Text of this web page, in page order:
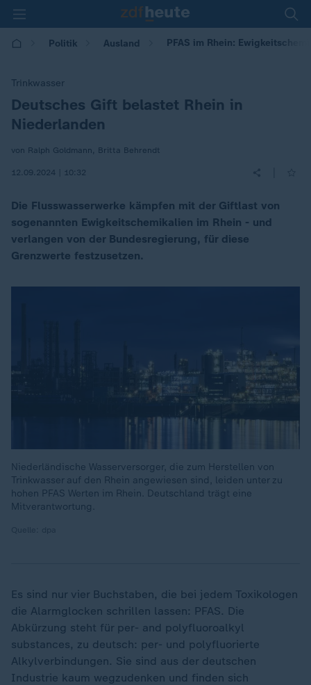
Politik Ausland PFAS im Rhein:
Trinkwasser
:Deutsches Gift belastet Rhein in
Niederlanden
von Ralph Goldmann, Britta Behrendt
12.09.2024 | 10:32
Die Flusswasserwerke kämpfen mit der Giftlast von
sogenannten Ewigkeitschemikalien im Rhein - und
verlangen von der Bundesregierung, für diese
Grenzwerte festzusetzen.
Niederländische Wasserversorger, die zum Herstellen von
Trinkwasser auf den Rhein angewiesen sind, leiden unter zu
hohen PFAS Werten im Rhein. Deutschland trägt eine
Mitverantwortung.
Es sind nur vier Buchstaben, die bei jedem Toxikologen
die Alarmglocken schrillen lassen: PFAS. Die
Abkürzung steht für per- and polyfluoroalkyl
substances, zu deutsch: per- und polyfluorierte
Alkylverbindungen. Sie sind aus der deutschen
Industrie kaum wegzudenken und finden sich